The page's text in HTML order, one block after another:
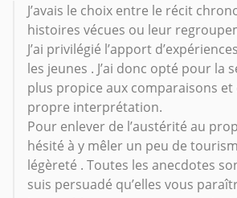
J’avais le choix entre le récit
histoires vécues ou leur
J’ai privilégié l’apport
les jeunes . J’ai donc opté pour la
plus propice aux comparaisons
propre interprétation.
Pour enlever de l’austérité au
hésité à y mêler un peu de
légèreté . Toutes les anecdotes
suis persuadé qu’elles vous